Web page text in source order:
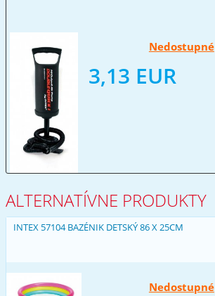
Nedostupné
3,13 EUR
ALTERNATÍVNE PRODUKTY
INTEX 57104 BAZÉNIK DETSKÝ 86 X 25CM
Nedostupné